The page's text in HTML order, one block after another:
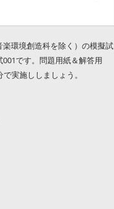
環境創造科を除く）の模擬試
です。問題用紙＆解答用
実施ししましょう。